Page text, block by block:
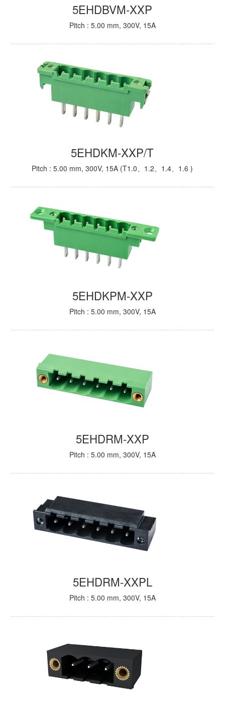
5EHDBVM-XXP
Pitch : 5.00 mm, 300V, 15A
5EHDKM-XXP/T
Pitch : 5.00 mm, 300V, 15A (T1.0、1.2、1.4、1.6 )
5EHDKPM-XXP
Pitch : 5.00 mm, 300V, 15A
5EHDRM-XXP
Pitch : 5.00 mm, 300V, 15A
5EHDRM-XXPL
Pitch : 5.00 mm, 300V, 15A